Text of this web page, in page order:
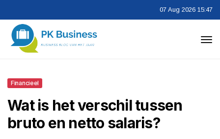
07 Aug 2026 15:47
Financieel
Wat is het verschil tussen
bruto en netto salaris?